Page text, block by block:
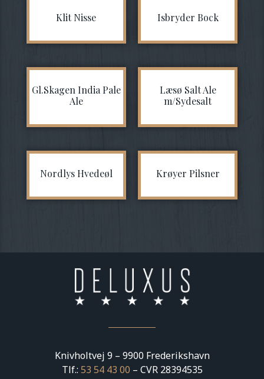
Klit Nisse Isbryder Bock
Gl.Skagen India Pale
Ale
Læsø Salt Ale
m/Sydesalt
Nordlys Hvedeøl Krøyer Pilsner
Knivholtvej 9 – 9900 Frederikshavn
Tlf.: 53 54 43 00 – CVR 28394535